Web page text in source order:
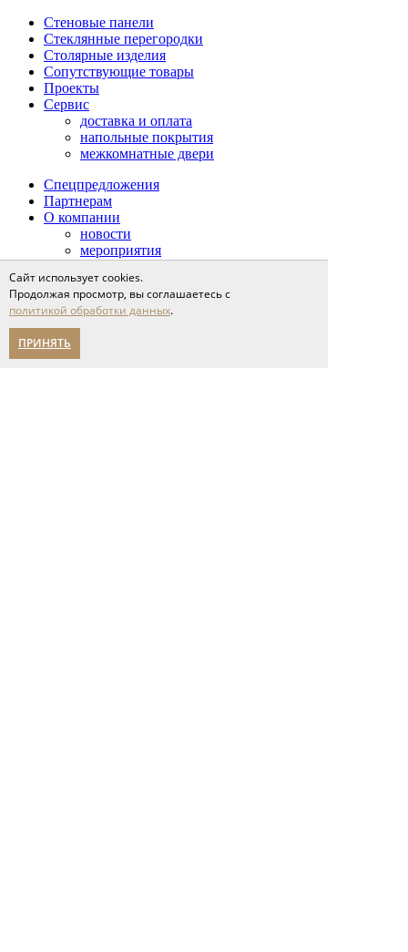
Стеновые панели
Стеклянные перегородки
Столярные изделия
Сопутствующие товары
Проекты
Сервис
доставка и оплата
напольные покрытия
межкомнатные двери
Спецпредложения
Партнерам
О компании
новости
мероприятия
написать нам
Помощь в выборе
Адреса салонов
Сайт использует cookies.
Продолжая просмотр, вы соглашаетесь с
политикой обработки данных.
ПРИНЯТЬ